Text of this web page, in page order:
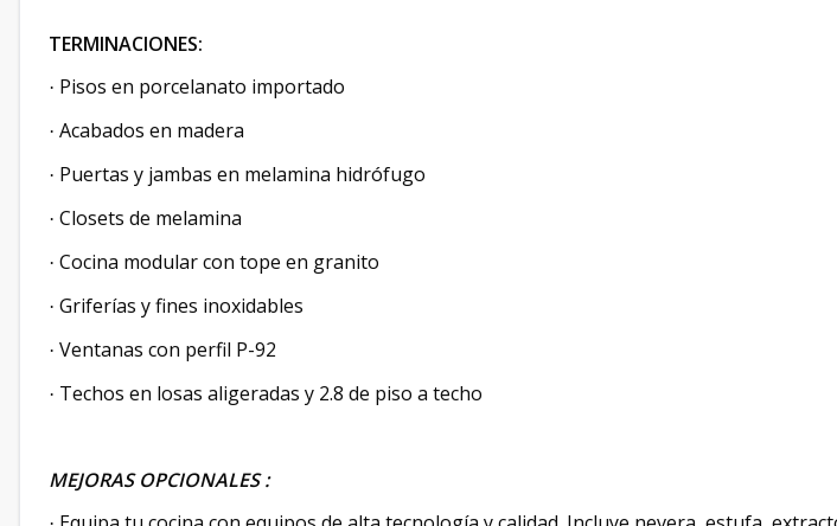
TERMINACIONES:
· Pisos en porcelanato importado
· Acabados en madera
· Puertas y jambas en melamina hidrófugo
· Closets de melamina
· Cocina modular con tope en granito
· Griferías y fines inoxidables
· Ventanas con perfil P-92
· Techos en losas aligeradas y 2.8 de piso a techo
MEJORAS OPCIONALES :